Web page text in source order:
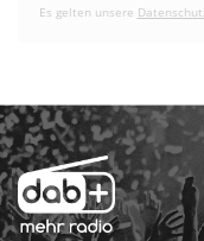
Es gelten unsere